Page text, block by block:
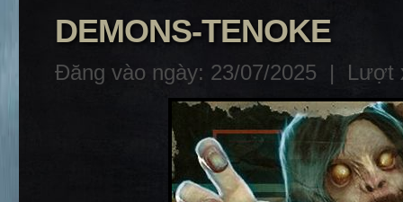
DEMONS-TENOKE
Đăng vào ngày: 23/07/2025 | Lượt